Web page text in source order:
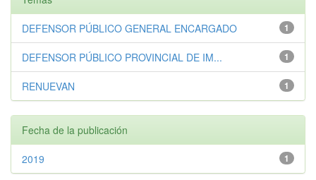
1
DEFENSOR PÚBLICO GENERAL ENCARGADO
1
DEFENSOR PÚBLICO PROVINCIAL DE IM...
1
RENUEVAN
Fecha de la publicación
1
2019